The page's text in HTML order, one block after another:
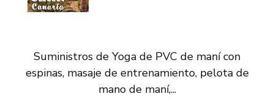
Suministros de Yoga de PVC de maní con
espinas, masaje de entrenamiento, pelota de
mano de maní,...